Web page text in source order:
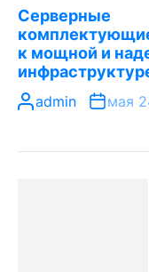
Серверные
к мощной и
admin мая